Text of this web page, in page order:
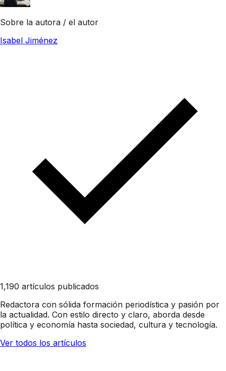
Sobre la autora / el autor
Isabel Jiménez
1,190 artículos publicados
Redactora con sólida formación periodística y pasión por
la actualidad. Con estilo directo y claro, aborda desde
política y economía hasta sociedad, cultura y tecnología.
Ver todos los artículos